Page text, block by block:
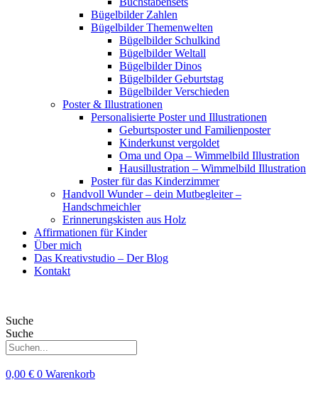
Bügelbilder Zahlen
Bügelbilder Themenwelten
Bügelbilder Schulkind
Bügelbilder Weltall
Bügelbilder Dinos
Bügelbilder Geburtstag
Bügelbilder Verschieden
Poster & Illustrationen
Personalisierte Poster und Illustrationen
Geburtsposter und Familienposter
Kinderkunst vergoldet
Oma und Opa – Wimmelbild Illustration
Hausillustration – Wimmelbild Illustration
Poster für das Kinderzimmer
Handvoll Wunder – dein Mutbegleiter –
Handschmeichler
Erinnerungskisten aus Holz
Affirmationen für Kinder
Über mich
Das Kreativstudio – Der Blog
Kontakt
Suche
Suche
0,00 € 0 Warenkorb